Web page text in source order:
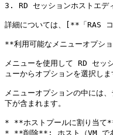
3. RD セッションホストエデ
詳細については、[**「
**利用可能なメニューオプシ
メニューを使用して RD セッ
ューからオプションを選択しま
メニューオプションの中には
下が含まれます。
* **ホストプールに割り当て
* **削除**: ホスト（VM であ